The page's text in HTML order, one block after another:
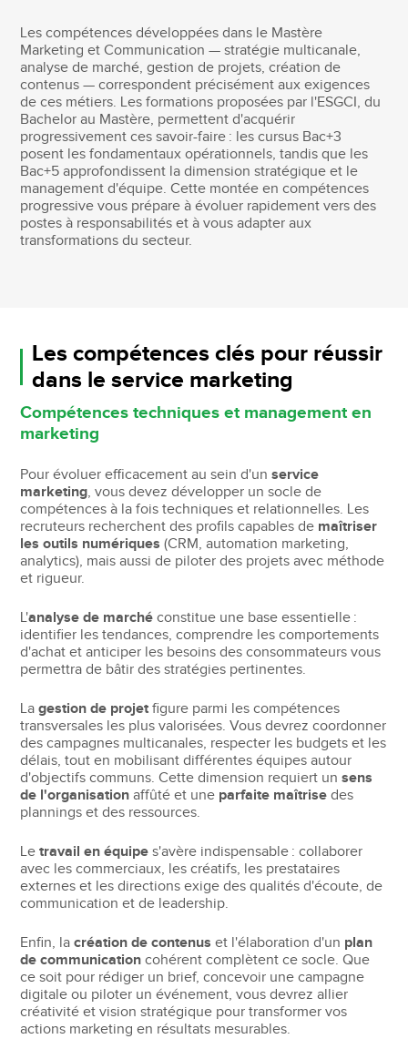
Les compétences développées dans le Mastère
Marketing et Communication — stratégie multicanale,
analyse de marché, gestion de projets, création de
contenus — correspondent précisément aux exigences
de ces métiers. Les formations proposées par l'ESGCI, du
Bachelor au Mastère, permettent d'acquérir
progressivement ces savoir-faire : les cursus Bac+3
posent les fondamentaux opérationnels, tandis que les
Bac+5 approfondissent la dimension stratégique et le
management d'équipe. Cette montée en compétences
progressive vous prépare à évoluer rapidement vers des
postes à responsabilités et à vous adapter aux
transformations du secteur.
Les compétences clés pour réussir
dans le service marketing
Compétences techniques et management en
marketing
Pour évoluer efficacement au sein d'unservice
marketing, vous devez développer un socle de
compétences à la fois techniques et relationnelles. Les
recruteurs recherchent des profils capables de maîtriser
les outils numériques (CRM, automation marketing,
analytics), mais aussi de piloter des projets avec méthode
et rigueur.
L'analyse de marché constitue une base essentielle :
identifier les tendances, comprendre les comportements
d'achat et anticiper les besoins des consommateurs vous
permettra de bâtir des stratégies pertinentes.
Lagestion de projet figure parmi les compétences
transversales les plus valorisées. Vous devrez coordonner
des campagnes multicanales, respecter les budgets et les
délais, tout en mobilisant différentes équipes autour
d'objectifs communs. Cette dimension requiert unsens
de l'organisation affûté et une parfaite maîtrise des
plannings et des ressources.
Letravail en équipe s'avère indispensable : collaborer
avec les commerciaux, les créatifs, les prestataires
externes et les directions exige des qualités d'écoute, de
communication et de leadership.
Enfin, lacréation de contenus et l'élaboration d'un plan
de communication cohérent complètent ce socle. Que
ce soit pour rédiger un brief, concevoir une campagne
digitale ou piloter un événement, vous devrez allier
créativité et vision stratégique pour transformer vos
actions marketing en résultats mesurables.